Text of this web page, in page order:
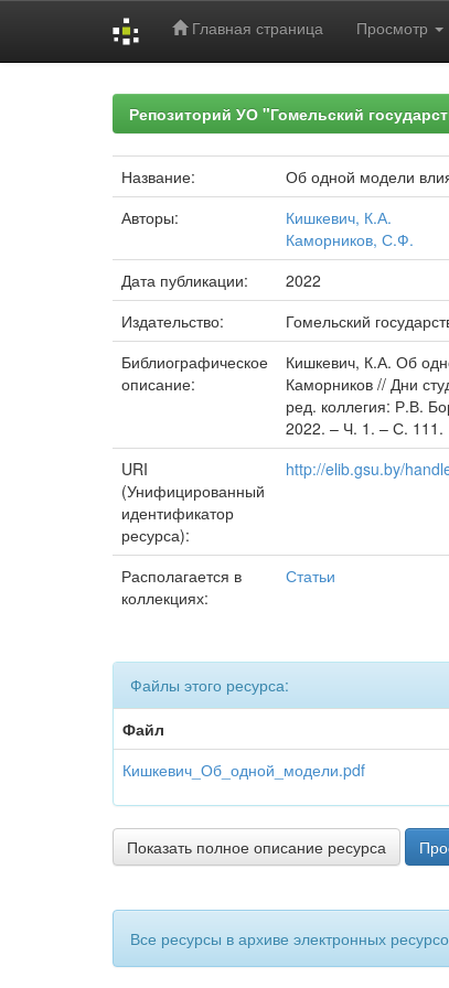
Главная страница Просмотр
Репозиторий УО "Гомельский
Название:
Об одной модели
Авторы:
Кишкевич, К.А.
Каморников, С.Ф.
Дата публикации:
2022
Издательство:
Гомельский
Библиографическое
описание:
Кишкевич, К.А. Об
Каморников // Дни
ред. коллегия: Р.В.
2022. – Ч. 1. – С. 111.
URI
(Унифицированный
идентификатор
ресурса):
http://elib.gsu.by/
Располагается в
коллекциях:
Статьи
Файлы этого ресурса:
Файл
Кишкевич_Об_одной_модели.pdf
Показать полное описание ресурса
Все ресурсы в архиве электронных